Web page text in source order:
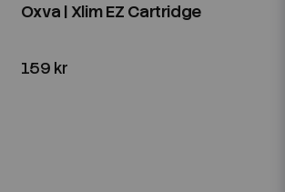
Oxva | Xlim EZ Cartridge
159 kr